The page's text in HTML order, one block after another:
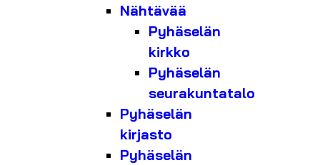
Nähtävää
Pyhäselän
kirkko
Pyhäselän
seurakuntatalo
Pyhäselän
kirjasto
Pyhäselän